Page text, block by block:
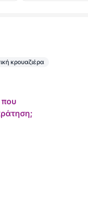
κρουαζιέρα
που